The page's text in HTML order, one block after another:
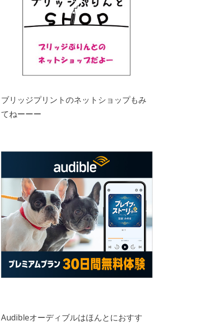
ブリッジプリントのネットショップもみ
てねーーー
Audibleオーディブルはほんとにおすす